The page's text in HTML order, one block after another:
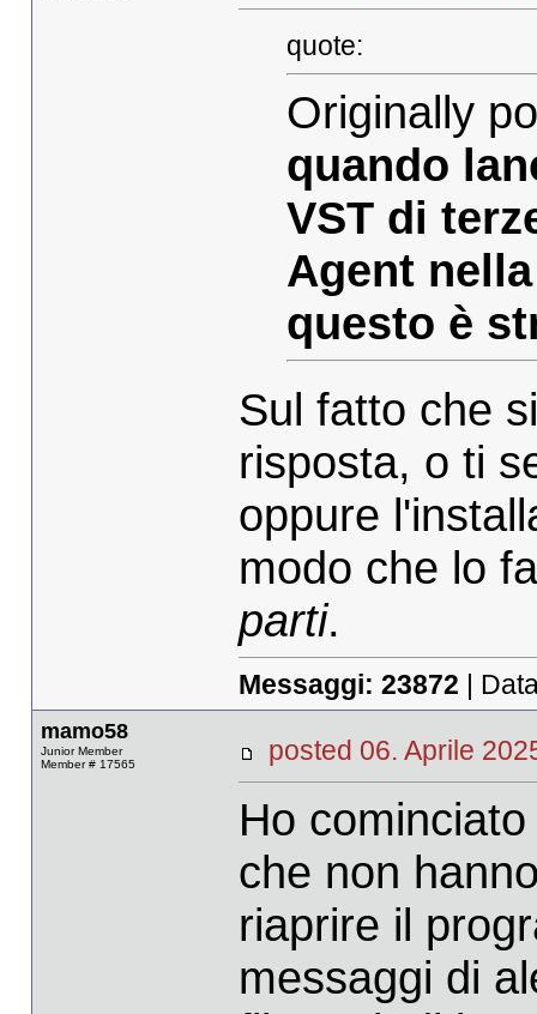
quote:
Originally
quando
VST di
Agent
questo è
Sul fatto che
risposta, o ti
oppure
modo che lo
parti.
Messaggi: 23872 |
mamo58
Junior Member
Member # 17565
posted 06. Aprile
Ho
che non
riaprire il
messaggi di